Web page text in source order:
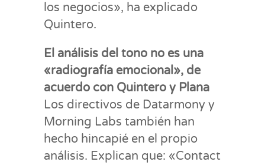
los negocios», ha explicado
Quintero.
El análisis del tono no es una
«radiografía emocional», de
acuerdo con Quintero y Plana
Los directivos de Datarmony y
Morning Labs también han
hecho hincapié en el propio
análisis. Explican que: «Contact